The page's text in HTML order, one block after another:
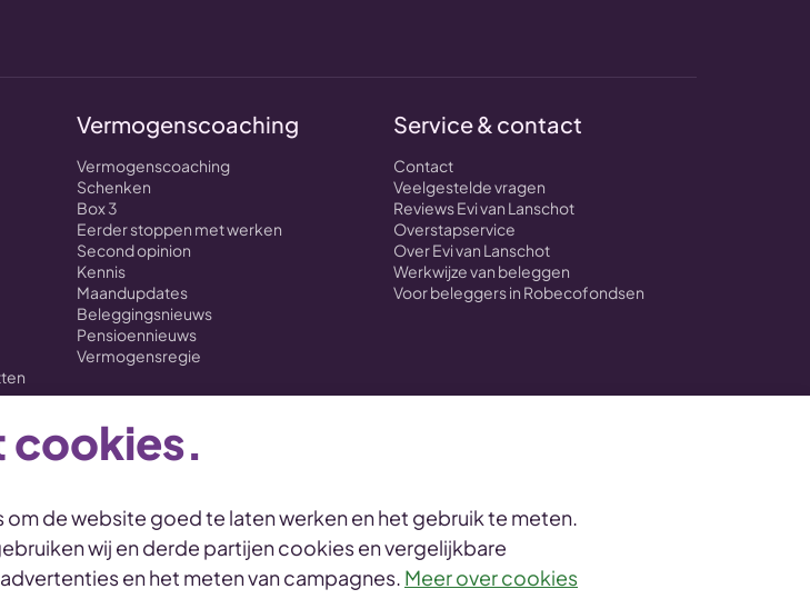
Vermogenscoaching
Vermogenscoaching
Schenken
Box 3
Eerder stoppen met werken
Second opinion
Kennis
Maandupdates
Beleggingsnieuws
Pensioennieuws
Vermogensregie
Service & contact
Contact
Veelgestelde vragen
Reviews Evi van Lanschot
Overstapservice
Over Evi van Lanschot
Werkwijze van beleggen
Voor beleggers in Robecofondsen
Duurzaamheid
Duurzaamheidsinformatie
cookies.
de website goed te laten werken en het gebruik te meten.
wij en derde partijen cookies en vergelijkbare
en het meten van campagnes. Meer over cookies